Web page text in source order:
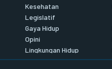
Kesehatan
Legislatif
Gaya Hidup
Opini
Lingkungan Hidup